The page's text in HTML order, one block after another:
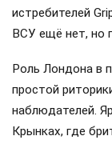
истребителей
ВСУ ещё нет, но
Роль Лондона в
простой
наблюдателей.
Крынках, где